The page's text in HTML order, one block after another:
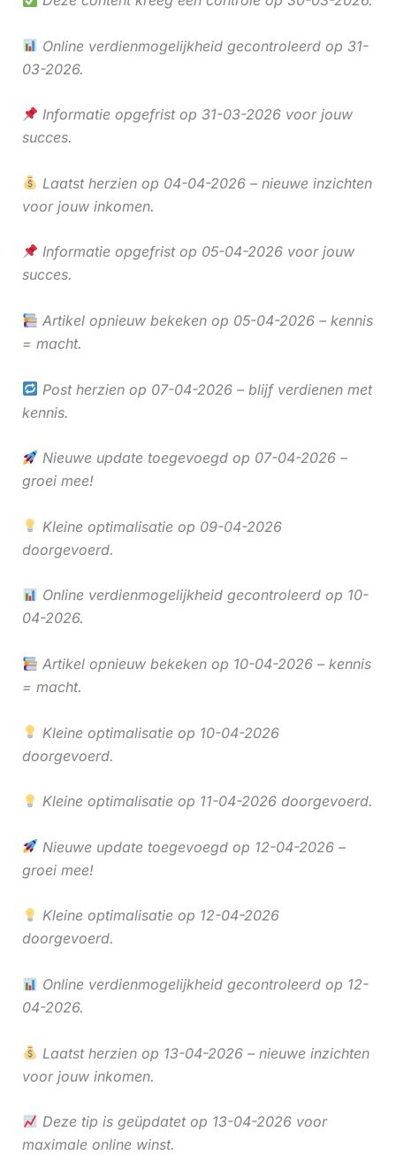
Online verdienmogelijkheid gecontroleerd op 31-
03-2026.
Informatie opgefrist op 31-03-2026 voor jouw
succes.
Laatst herzien op 04-04-2026 – nieuwe inzichten
voor jouw inkomen.
Informatie opgefrist op 05-04-2026 voor jouw
succes.
Artikel opnieuw bekeken op 05-04-2026 – kennis
= macht.
Post herzien op 07-04-2026 – blijf verdienen met
kennis.
Nieuwe update toegevoegd op 07-04-2026 –
groei mee!
Kleine optimalisatie op 09-04-2026
doorgevoerd.
Online verdienmogelijkheid gecontroleerd op 10-
04-2026.
Artikel opnieuw bekeken op 10-04-2026 – kennis
= macht.
Kleine optimalisatie op 10-04-2026
doorgevoerd.
Kleine optimalisatie op 11-04-2026 doorgevoerd.
Nieuwe update toegevoegd op 12-04-2026 –
groei mee!
Kleine optimalisatie op 12-04-2026
doorgevoerd.
Online verdienmogelijkheid gecontroleerd op 12-
04-2026.
Laatst herzien op 13-04-2026 – nieuwe inzichten
voor jouw inkomen.
Deze tip is geüpdatet op 13-04-2026 voor
maximale online winst.